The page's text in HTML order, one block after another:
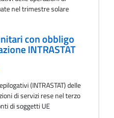
nel trimestre solare
con obbligo
INTRASTAT
(INTRASTAT) delle
di servizi rese nel terzo
di soggetti UE